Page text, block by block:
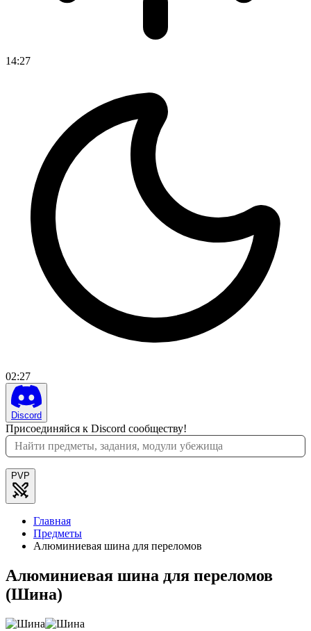
14:27
02:27
Discord
Присоединяйся к Discord сообществу!
PVP
Главная
Предметы
Алюминиевая шина для переломов
Алюминиевая шина для переломов
(Шина)